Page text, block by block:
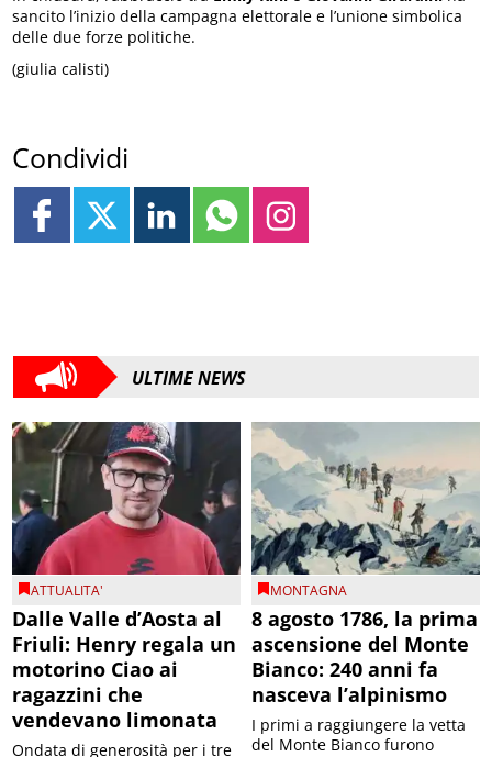
sancito l’inizio della campagna elettorale e l’unione simbolica
delle due forze politiche.
(giulia calisti)
Condividi
ULTIME NEWS
ATTUALITA'
Dalle Valle d’Aosta al
Friuli: Henry regala un
motorino Ciao ai
ragazzini che
vendevano limonata
Ondata di generosità per i tre
MONTAGNA
8 agosto 1786, la prima
ascensione del Monte
Bianco: 240 anni fa
nasceva l’alpinismo
I primi a raggiungere la vetta
del Monte Bianco furono